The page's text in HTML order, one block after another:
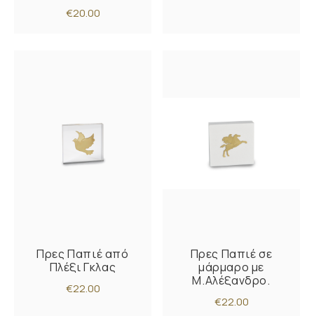
€20.00
Πρες Παπιέ από
Πλέξι Γκλας
€22.00
Πρες Παπιέ σε
μάρμαρο με
Μ.Αλέξανδρο.
€22.00